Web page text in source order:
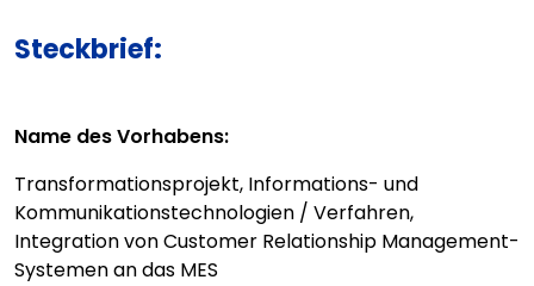
Steckbrief:
Name des Vorhabens:
Transformationsprojekt, Informations- und
Kommunikationstechnologien / Verfahren,
Integration von Customer Relationship Management-
Systemen an das MES